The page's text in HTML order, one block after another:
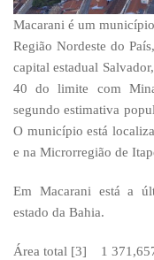
Macarani é um
Região Nordeste do
capital estadual
40 do limite com
segundo estimativa
O município está
e na Microrregião de
Em Macarani está a
estado da Bahia.
Área total [3] 1